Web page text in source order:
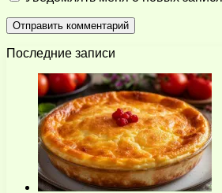
Последние записи